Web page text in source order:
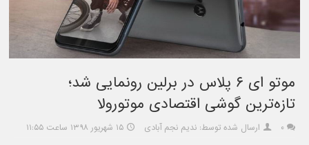
موتو ای ۶ پلاس در برلین رونمایی شد؛
تازه‌ترین گوشی اقتصادی موتورولا
۰ ارسال شده توسط: ندیم نجم آبادی ۱۵ شهریور ۱۳۹۸ ساعت ۱۱:۵۵